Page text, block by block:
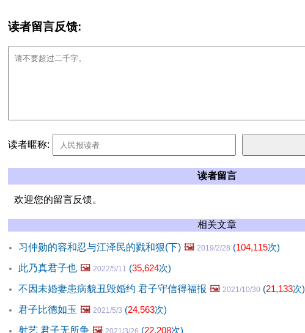
读者留言反馈:
读者暱称:
读者留言
欢迎您的留言反馈。
相关文章
习仲勋的容和忍与江泽民的戮和狠(下) 🖼️ 2019/2/28 (104,115次)
此乃真君子也 🖼️ 2022/5/11 (35,624次)
不因未婚妻患病貌丑毁婚约 君子守信得福报 🖼️ 2021/10/30 (21,133次)
君子比德如玉 🖼️ 2021/5/3 (24,563次)
射艺 君子无所争 🖼️ 2021/3/26 (22,208次)